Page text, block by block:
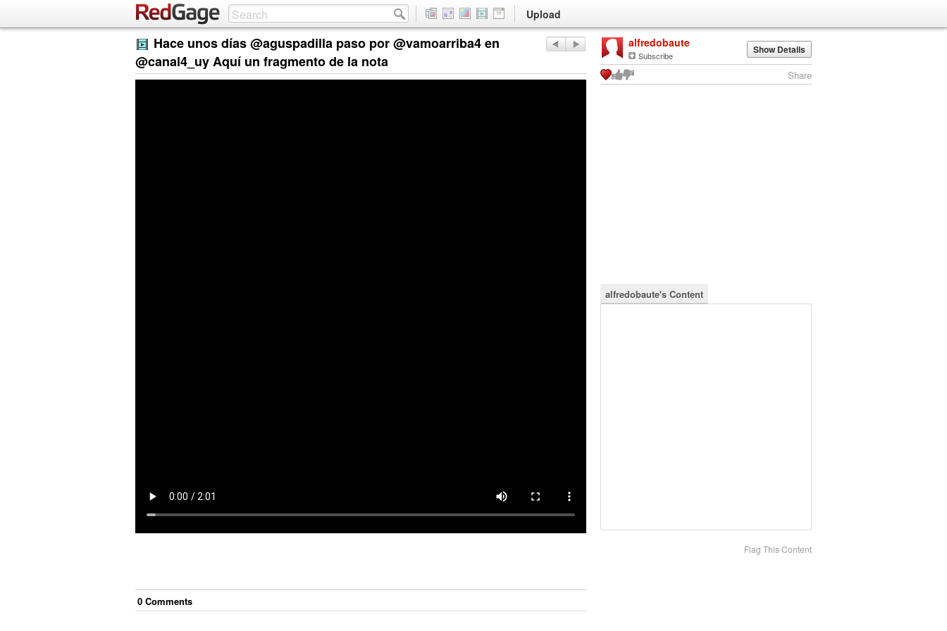
Upload
Hace unos días @aguspadilla paso por @vamoarriba4 en
@canal4_uy Aquí un fragmento de la nota
0 Comments
alfredobaute
Subscribe Show Details
Share
alfredobaute's Content
Flag This Content